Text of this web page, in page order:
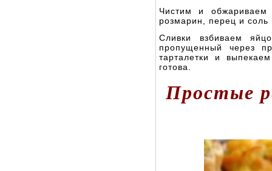
Чистим и
розмарин, перец и
Сливки взбиваем
пропущенный через
тарталетки и
готова.
Простые